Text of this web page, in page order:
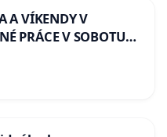
A VÍKENDY V
PRÁCE V SOBOTU
CEZ PRACOVNÝ
A PRAVIDELNÁ
NA